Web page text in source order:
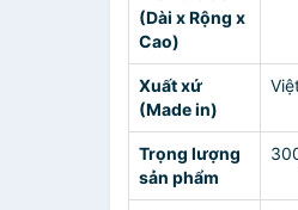
(Dài x Rộng x
Cao)
Xuất xứ
(Made in)
Trọng lượng
sản phẩm